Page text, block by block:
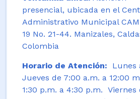
presencial, ubicada en el
Administrativo Municipal
19 No. 21-44. Manizales,
Colombia
Horario de Atención:
Lunes
Jueves de 7:00 a.m. a 12:00
1:30 p.m. a 4:30 p.m. Viernes